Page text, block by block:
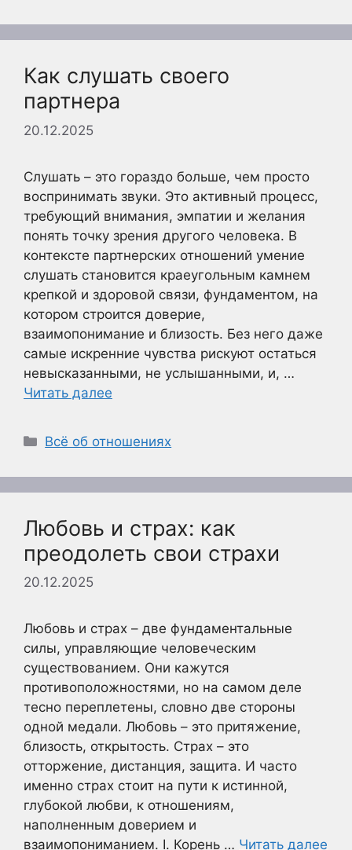
Как слушать своего
партнера
20.12.2025
Слушать – это гораздо больше, чем просто
воспринимать звуки. Это активный процесс,
требующий внимания, эмпатии и желания
понять точку зрения другого человека. В
контексте партнерских отношений умение
слушать становится краеугольным камнем
крепкой и здоровой связи, фундаментом, на
котором строится доверие,
взаимопонимание и близость. Без него даже
самые искренние чувства рискуют остаться
невысказанными, не услышанными, и, …
Читать далее
Рубрики
Всё об отношениях
Любовь и страх: как
преодолеть свои страхи
20.12.2025
Любовь и страх – две фундаментальные
силы, управляющие человеческим
существованием. Они кажутся
противоположностями, но на самом деле
тесно переплетены, словно две стороны
одной медали. Любовь – это притяжение,
близость, открытость. Страх – это
отторжение, дистанция, защита. И часто
именно страх стоит на пути к истинной,
глубокой любви, к отношениям,
наполненным доверием и
взаимопониманием. I. Корень … Читать далее